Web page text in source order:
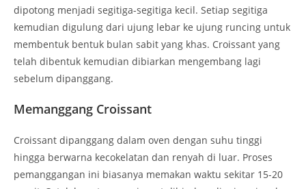
dipotong menjadi segitiga-segitiga kecil. Setiap segitiga
kemudian digulung dari ujung lebar ke ujung runcing untuk
membentuk bentuk bulan sabit yang khas. Croissant yang
telah dibentuk kemudian dibiarkan mengembang lagi
sebelum dipanggang.
Memanggang Croissant
Croissant dipanggang dalam oven dengan suhu tinggi
hingga berwarna kecokelatan dan renyah di luar. Proses
pemanggangan ini biasanya memakan waktu sekitar 15-20